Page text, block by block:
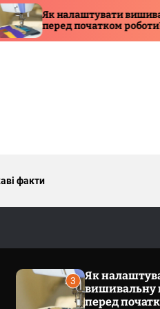
вишивальну машину
роботи?
факти
3
Як
перед